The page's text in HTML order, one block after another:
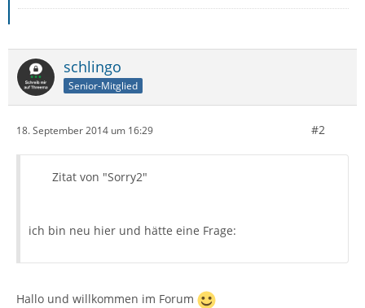
schlingo
Senior-Mitglied
18. September 2014 um 16:29 #2
Zitat von "Sorry2"
ich bin neu hier und hätte eine Frage:
Hallo und willkommen im Forum